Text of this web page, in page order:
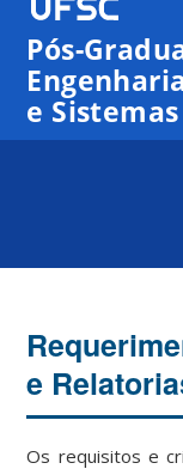
Pós-
e Sistemas
e
Os requisitos e